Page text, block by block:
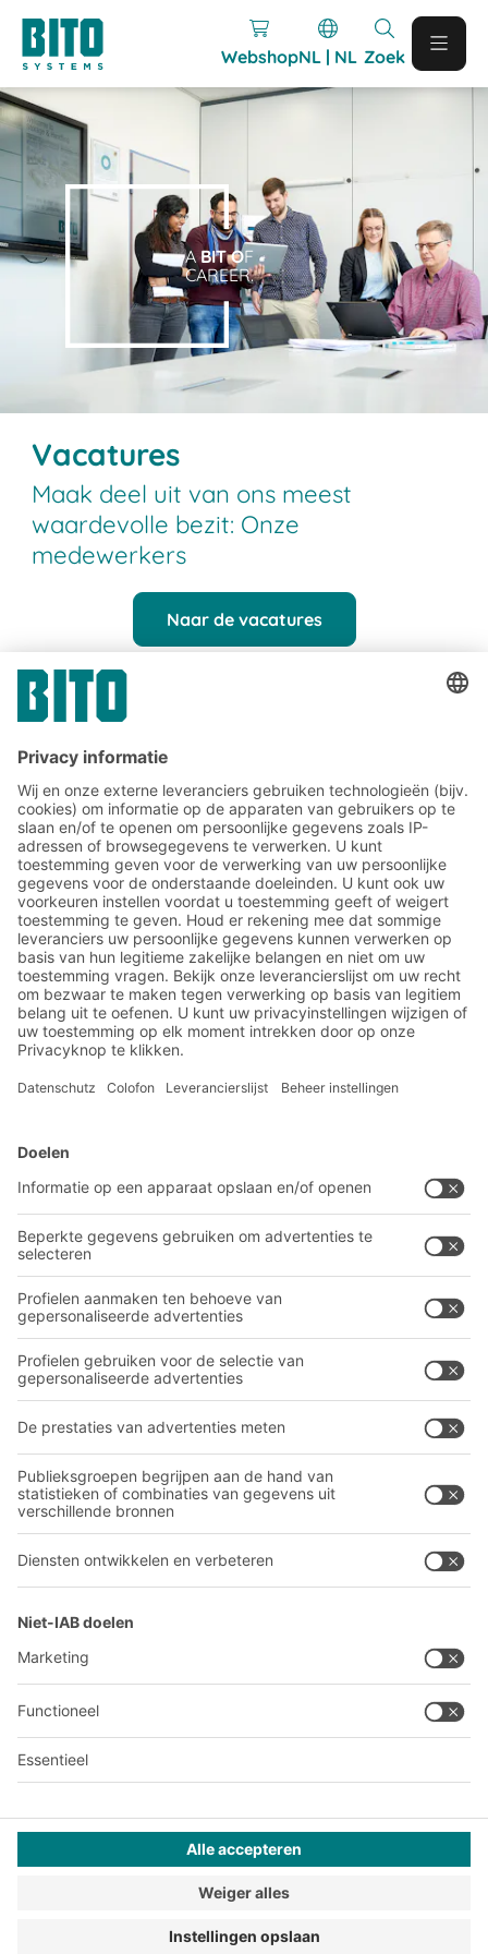
WebshopNL | NL Zoek
ABIT OF
CAREER.
Vacatures
Maak deel uit van ons meest
waardevolle bezit: Onze
medewerkers
Naar de vacatures
spontane sollicitatie
BITO-oplossingen
Intralogistieke oplossingen
Bakken en bakken
Transportsystemen
Onze diensten
Contactformulier
Bedrijf
Over BITO
Ons wereldwijde netwerk
Volg ons
A
YOUR LIFE.
030 711 30 90
© 2026 BITO-Lagertechnik Bittmann GmbH
Dit aanbod is bestemd voor industrie, ambachten, handel en
vrije beroepen voor gebruik in zelfstandige, professionele of
commerciële activiteiten.
Juridische kennisgevingPrivacy-instellingen